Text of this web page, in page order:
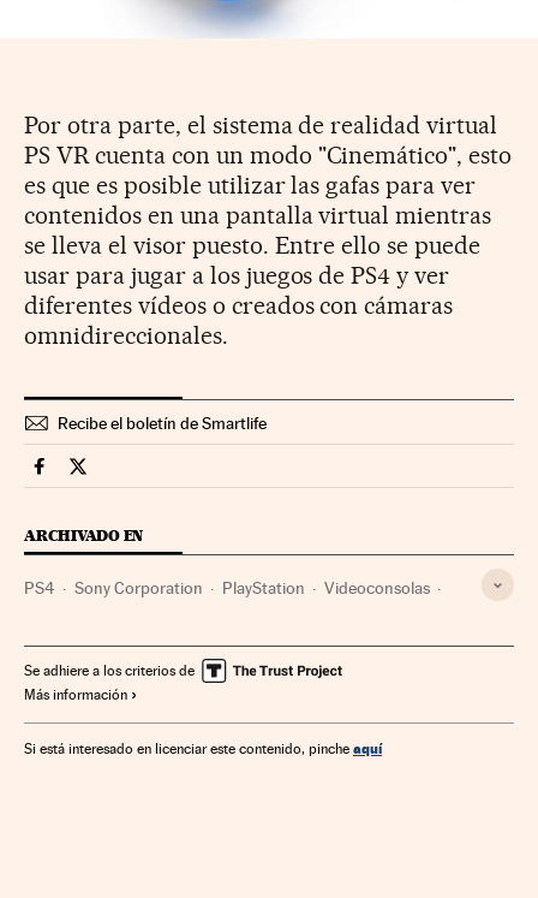
Por otra parte, el sistema de realidad virtual
PS VR cuenta con un modo "Cinemático", esto
es que es posible utilizar las gafas para ver
contenidos en una pantalla virtual mientras
se lleva el visor puesto. Entre ello se puede
usar para jugar a los juegos de PS4 y ver
diferentes vídeos o creados con cámaras
omnidireccionales.
Recibe el boletín de Smartlife
Smartlife Cinco Días en Facebook
Smartlife Cinco Días en Twitter
ARCHIVADO EN
PS4 Sony Corporation PlayStation Videoconsolas
Plataformas videojuegos Videojuegos Ocio
Se adhiere a los criterios de
Más información
Si está interesado en licenciar este contenido, pinche aquí